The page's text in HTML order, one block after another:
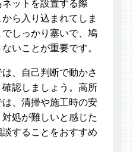
ットを設置する際
ら入り込まれてしま
しっかり塞いで、鳩
いことが重要です。
、自己判断で動かさ
認しましょう。高所
、清掃や施工時の安
処が難しいと感じた
することをおすすめ